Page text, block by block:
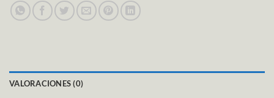
VALORACIONES (0)